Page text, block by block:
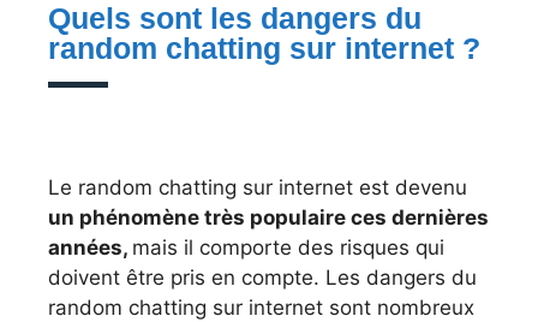
Quels sont les dangers du
random chatting sur internet ?
Le random chatting sur internet est devenu
un phénomène très populaire ces dernières
années, mais il comporte des risques qui
doivent être pris en compte. Les dangers du
random chatting sur internet sont nombreux